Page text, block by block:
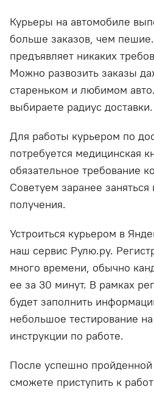
Курьеры на автомобиле
больше заказов, чем
предъявляет никаких
Можно развозить заказы
стареньком и любимом
выбираете радиус доставки.
Для работы курьером по
потребуется медицинская
обязательное требование
Советуем заранее
получения.
Устроиться курьером в
наш сервис Рулю.ру.
много времени, обычно
ее за 30 минут. В рамках
будет заполнить
небольшое тестирование
инструкции по работе.
После успешно пройденной
сможете приступить к